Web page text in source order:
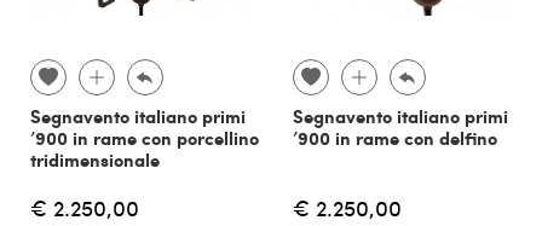
Segnavento italiano primi
’900 in rame con porcellino
tridimensionale
€ 2.250,00
Segnavento italiano primi
’900 in rame con delfino
€ 2.250,00